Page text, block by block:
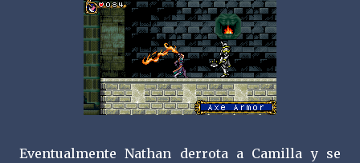
Eventualmente Nathan derrota a Camilla y se